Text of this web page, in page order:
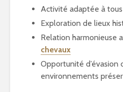
Activité adaptée à
Exploration de lieux
Relation harmonieuse
chevaux
Opportunité d’évasion
environnements